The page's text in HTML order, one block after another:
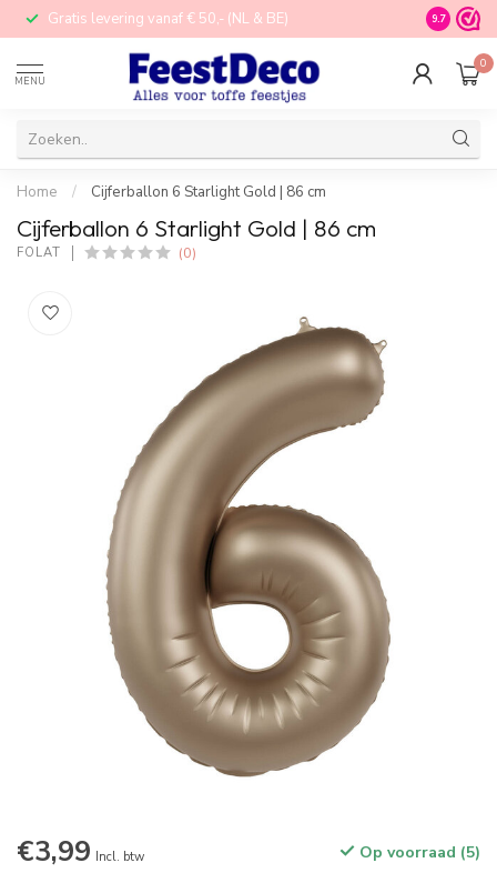
Gratis levering vanaf € 50,- (NL & BE) STORE in
9.7
MENU
0
Home / Cijferballon 6 Starlight Gold | 86 cm
Cijferballon 6 Starlight Gold | 86 cm
FOLAT (0)
€3,99 Incl. btw Op voorraad (5)